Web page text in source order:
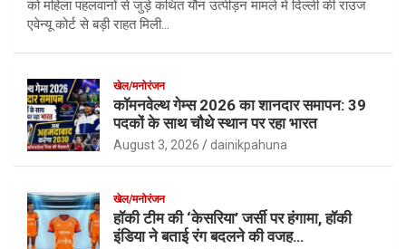
को महिला पहलवानों से जुड़े कथित यौन उत्पीड़न मामले में दिल्ली की राउज
एवेन्यू कोर्ट से बड़ी राहत मिली…
खेल/मनोरंजन
कॉमनवेल्थ गेम्स 2026 का शानदार समापन: 39
पदकों के साथ चौथे स्थान पर रहा भारत
August 3, 2026 dainikpahuna
खेल/मनोरंजन
हॉकी टीम की ‘केसरिया’ जर्सी पर हंगामा, हॉकी
इंडिया ने बताई रंग बदलने की वजह…